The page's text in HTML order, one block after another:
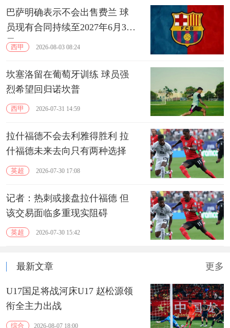
巴萨明确表示不会出售费兰 球
员现有合同持续至2027年6月30
日西甲 2026-08-03 08:24
坎塞洛留在葡萄牙训练 球员强
烈希望回归诺坎普
西甲 2026-07-31 14:59
拉什福德不会去利雅得胜利 拉
什福德未来去向只有两种选择
英超 2026-07-30 17:08
记者：热刺或接盘拉什福德 但
该交易面临多重现实阻碍
英超 2026-07-30 15:42
最新文章 更多
U17国足将战河床U17 赵松源领
衔全主力出战
综合 2026-08-07 18:00